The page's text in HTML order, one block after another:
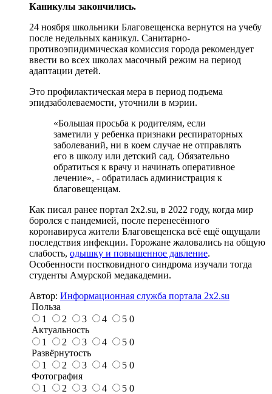
Каникулы закончились.
24 ноября школьники Благовещенска вернутся на учебу
после недельных каникул. Санитарно-
противоэпидимическая комиссия города рекомендует
ввести во всех школах масочный режим на период
адаптации детей.
Это профилактическая мера в период подъема
эпидзаболеваемости, уточнили в мэрии.
«Большая просьба к родителям, если
заметили у ребенка признаки респираторных
заболеваний, ни в коем случае не отправлять
его в школу или детский сад. Обязательно
обратиться к врачу и начинать оперативное
лечение», - обратилась администрация к
благовещенцам.
Как писал ранее портал 2х2.su, в 2022 году, когда мир
боролся с пандемией, после перенесённого
коронавируса жители Благовещенска всё ещё ощущали
последствия инфекции. Горожане жаловались на общую
слабость, одышку и повышенное давление.
Особенности постковидного синдрома изучали тогда
студенты Амурской медакадемии.
Автор: Информационная служба портала 2x2.su
Польза
1
2 3 4 5 0
Актуальность
1
2 3 4 5 0
Развёрнутость
1
2 3 4 5 0
Фотография
1
2 3 4 5 0